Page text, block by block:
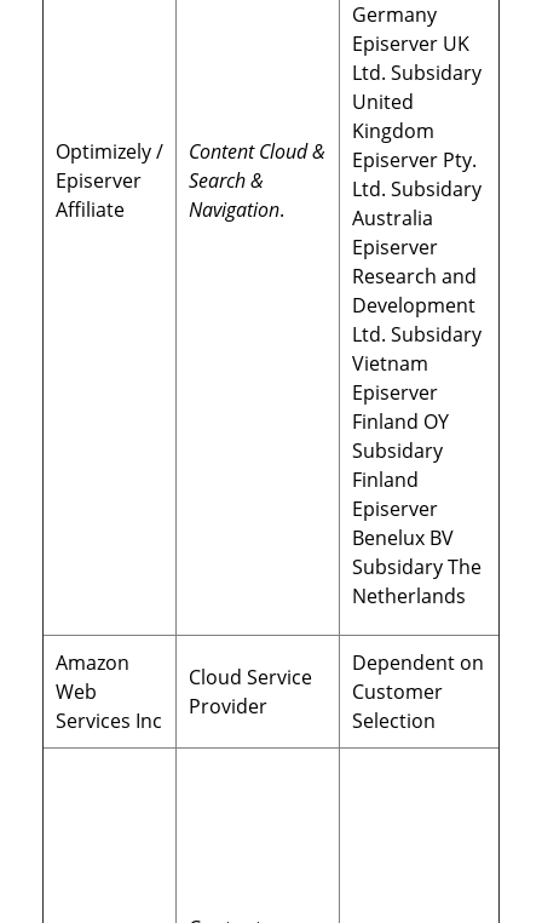
Optimizely /
Episerver
Affiliate
Content Cloud &
Search &
Navigation.
Germany
Episerver UK
Ltd. Subsidary
United
Kingdom
Episerver Pty.
Ltd. Subsidary
Australia
Episerver
Research and
Development
Ltd. Subsidary
Vietnam
Episerver
Finland OY
Subsidary
Finland
Episerver
Benelux BV
Subsidary The
Netherlands
Amazon
Web
Services Inc
Cloud Service
Provider
Dependent on
Customer
Selection